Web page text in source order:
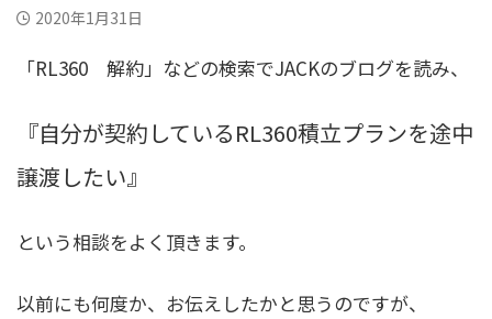
2020年1月31日
「RL360 解約」などの検索でJACKのブログを読み、
『自分が契約しているRL360積立プランを途中
譲渡したい』
という相談をよく頂きます。
以前にも何度か、お伝えしたかと思うのですが、